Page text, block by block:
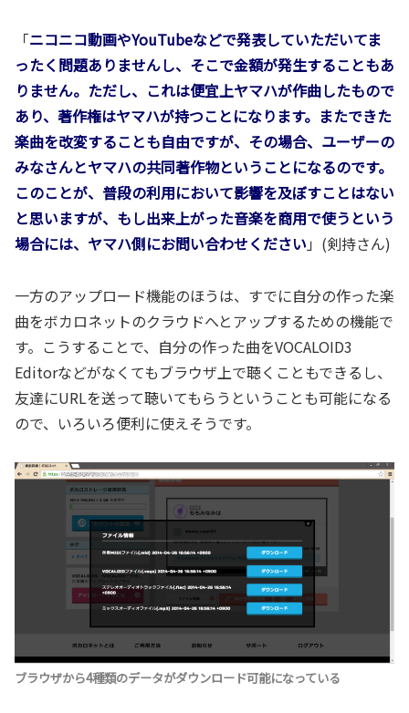
「ニコニコ動画やYouTubeなどで発表していただいてま
ったく問題ありませんし、そこで金額が発生することもあ
りません。ただし、これは便宜上ヤマハが作曲したもので
あり、著作権はヤマハが持つことになります。またできた
楽曲を改変することも自由ですが、その場合、ユーザーの
みなさんとヤマハの共同著作物ということになるのです。
このことが、普段の利用において影響を及ぼすことはない
と思いますが、もし出来上がった音楽を商用で使うという
場合には、ヤマハ側にお問い合わせください 」(剣持さん)
一方のアップロード機能のほうは、すでに自分の作った楽
曲をボカロネットのクラウドへとアップするための機能で
す。こうすることで、自分の作った曲をVOCALOID3
Editorなどがなくてもブラウザ上で聴くこともできるし、
友達にURLを送って聴いてもらうということも可能になる
ので、いろいろ便利に使えそうです。
ブラウザから4種類のデータがダウンロード可能になっている